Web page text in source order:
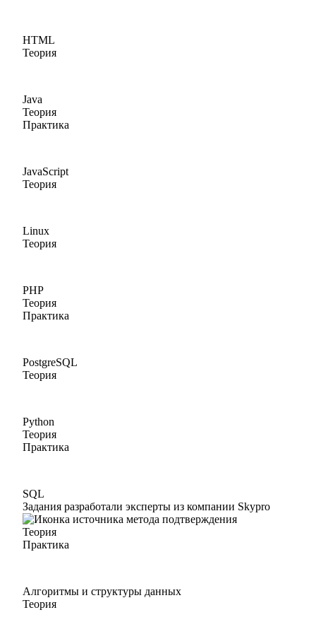
HTML
Теория
Java
Теория
Практика
JavaScript
Теория
Linux
Теория
PHP
Теория
Практика
PostgreSQL
Теория
Python
Теория
Практика
SQL
Задания разработали эксперты из компании Skypro
Теория
Практика
Алгоритмы и структуры данных
Теория